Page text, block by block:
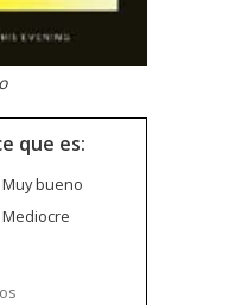
que es:
Muy bueno
Mediocre